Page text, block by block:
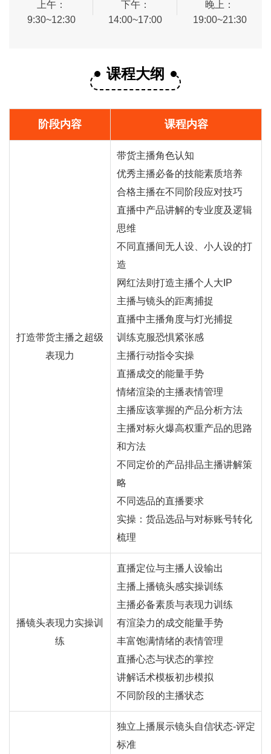
上午：
9:30~12:30
下午：
14:00~17:00
晚上：
19:00~21:30
课程大纲
阶段内容 课程内容
打造带货主播之超级
表现力
带货主播角色认知
优秀主播必备的技能素质培养
合格主播在不同阶段应对技巧
直播中产品讲解的专业度及逻辑
思维
不同直播间无人设、小人设的打
造
网红法则打造主播个人大IP
主播与镜头的距离捕捉
直播中主播角度与灯光捕捉
训练克服恐惧紧张感
主播行动指令实操
直播成交的能量手势
情绪渲染的主播表情管理
主播应该掌握的产品分析方法
主播对标火爆高权重产品的思路
和方法
不同定价的产品排品主播讲解策
略
不同选品的直播要求
实操：货品选品与对标账号转化
梳理
播镜头表现力实操训
练
直播定位与主播人设输出
主播上播镜头感实操训练
主播必备素质与表现力训练
有渲染力的成交能量手势
丰富饱满情绪的表情管理
直播心态与状态的掌控
讲解话术模板初步模拟
不同阶段的主播状态
独立上播展示镜头自信状态-评定
标准